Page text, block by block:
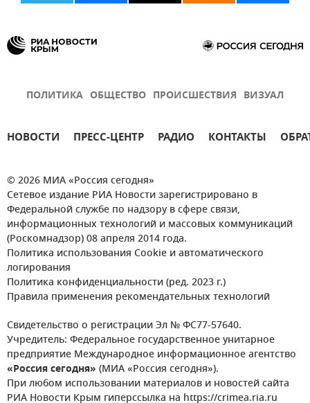
ПОЛИТИКА ОБЩЕСТВО ПРОИСШЕСТВИЯ ВИЗУАЛ
НОВОСТИ ПРЕСС-ЦЕНТР РАДИО КОНТАКТЫ
© 2026 МИА «Россия сегодня»
Сетевое издание РИА Новости зарегистрировано в
Федеральной службе по надзору в сфере связи,
информационных технологий и массовых коммуникаций
(Роскомнадзор) 08 апреля 2014 года.
Политика использования Cookie и автоматического
логирования
Политика конфиденциальности (ред. 2023 г.)
Правила применения рекомендательных технологий
Свидетельство о регистрации Эл № ФС77-57640.
Учредитель: Федеральное государственное унитарное
предприятие Международное информационное агентство
«Россия сегодня» (МИА «Россия сегодня»).
При любом использовании материалов и новостей сайта
РИА Новости Крым гиперссылка на https://crimea.ria.ru